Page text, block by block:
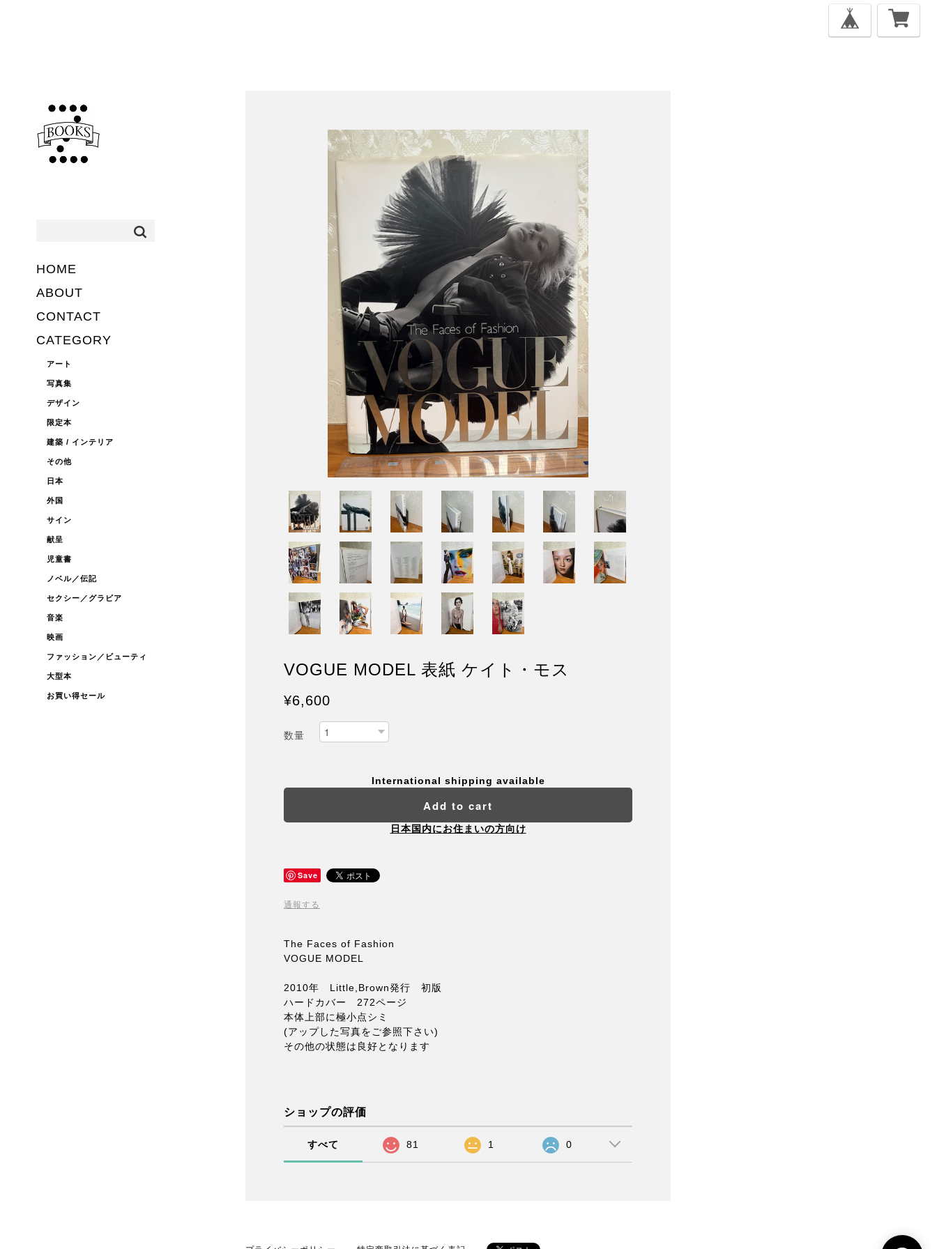
HOME
ABOUT
CONTACT
CATEGORY
アート
写真集
デザイン
限定本
建築 / インテリア
その他
日本
外国
サイン
献呈
児童書
ノベル／伝記
セクシー／グラビア
音楽
映画
ファッション／ビューティ
大型本
お買い得セール
VOGUE MODEL 表紙 ケイト・モス
¥6,600
数量
International shipping available
Add to cart
日本国内にお住まいの方向け
Save
通報する
The Faces of Fashion
VOGUE MODEL
2010年 Little,Brown発行 初版
ハードカバー 272ページ
本体上部に極小点シミ
(アップした写真をご参照下さい)
その他の状態は良好となります
ショップの評価
すべて 81 1 0